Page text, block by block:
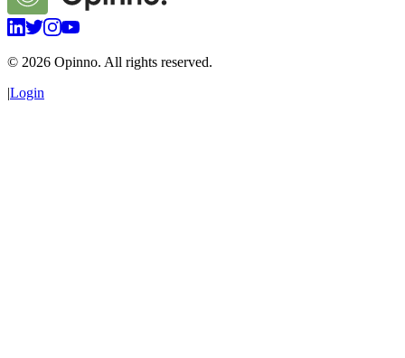
© 2026 Opinno. All rights reserved.
|Login